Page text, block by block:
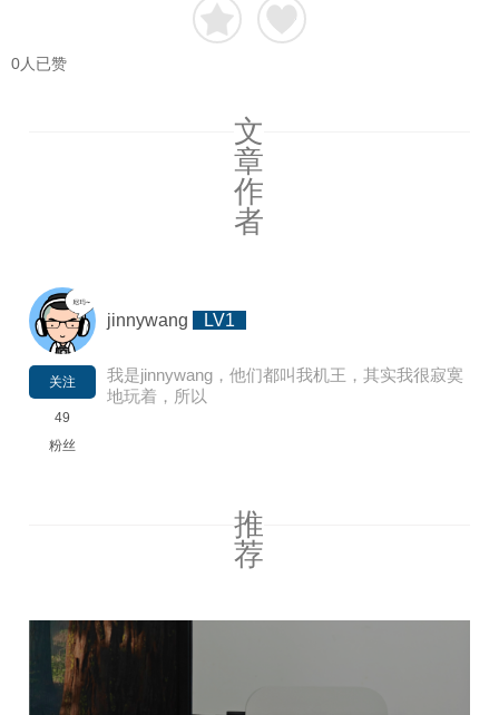
0人已赞
文
章
作
者
关注
49
粉丝
jinnywang LV1
我是jinnywang，他们都叫我机王，其实我很寂寞
地玩着，所以
推
荐